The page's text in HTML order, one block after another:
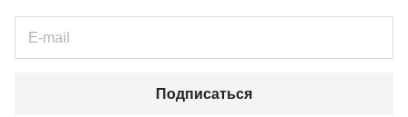
Подписаться